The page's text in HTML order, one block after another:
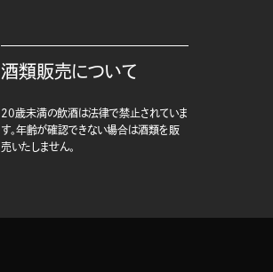
酒類販売について
20歳未満の飲酒は法律で禁止されていま
す。年齢が確認できない場合は酒類を販
売いたしません。